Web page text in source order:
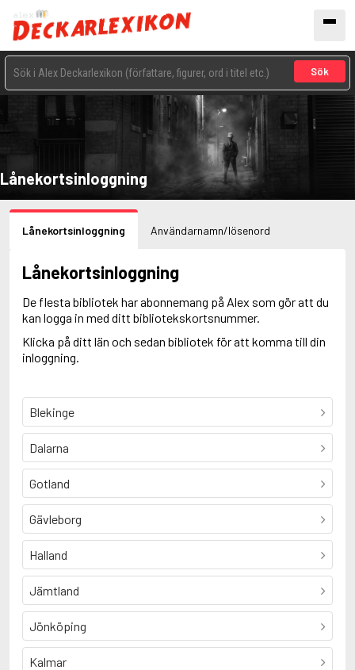
Sök
Lånekortsinloggning
Lånekortsinloggning Användarnamn/lösenord
Lånekortsinloggning
De flesta bibliotek har abonnemang på Alex som gör att du
kan logga in med ditt bibliotekskortsnummer.
Klicka på ditt län och sedan bibliotek för att komma till din
inloggning.
Blekinge
Dalarna
Gotland
Gävleborg
Halland
Jämtland
Jönköping
Kalmar